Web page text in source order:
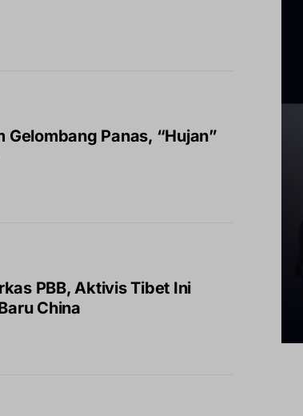
Gelombang Panas, “Hujan”
PBB, Aktivis Tibet Ini
China